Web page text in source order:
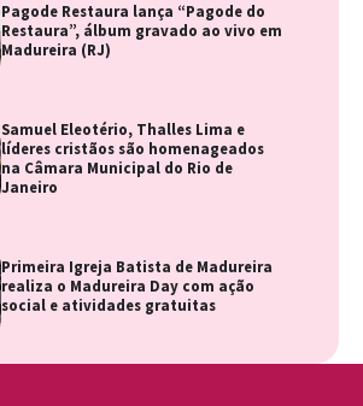
Pagode Restaura lança “Pagode do
Restaura”, álbum gravado ao vivo em
Madureira (RJ)
Samuel Eleotério, Thalles Lima e
líderes cristãos são homenageados
na Câmara Municipal do Rio de
Janeiro
Primeira Igreja Batista de Madureira
realiza o Madureira Day com ação
social e atividades gratuitas